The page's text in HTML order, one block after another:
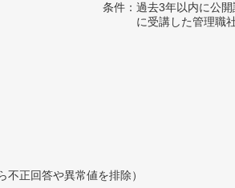
条件：過去3年以内に公
に受講した管理職
正回答や異常値を排除）